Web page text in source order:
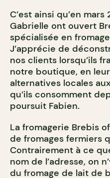
C’est ainsi qu’en
Gabrielle ont ouvert
spécialisée en
J’apprécie de
nos clients lorsqu’ils
notre boutique, en
alternatives locales
qu’ils consomment
poursuit Fabien.
La fromagerie Brebis
de fromages fermiers
Contrairement à ce
nom de l’adresse, on
du fromage de lait de